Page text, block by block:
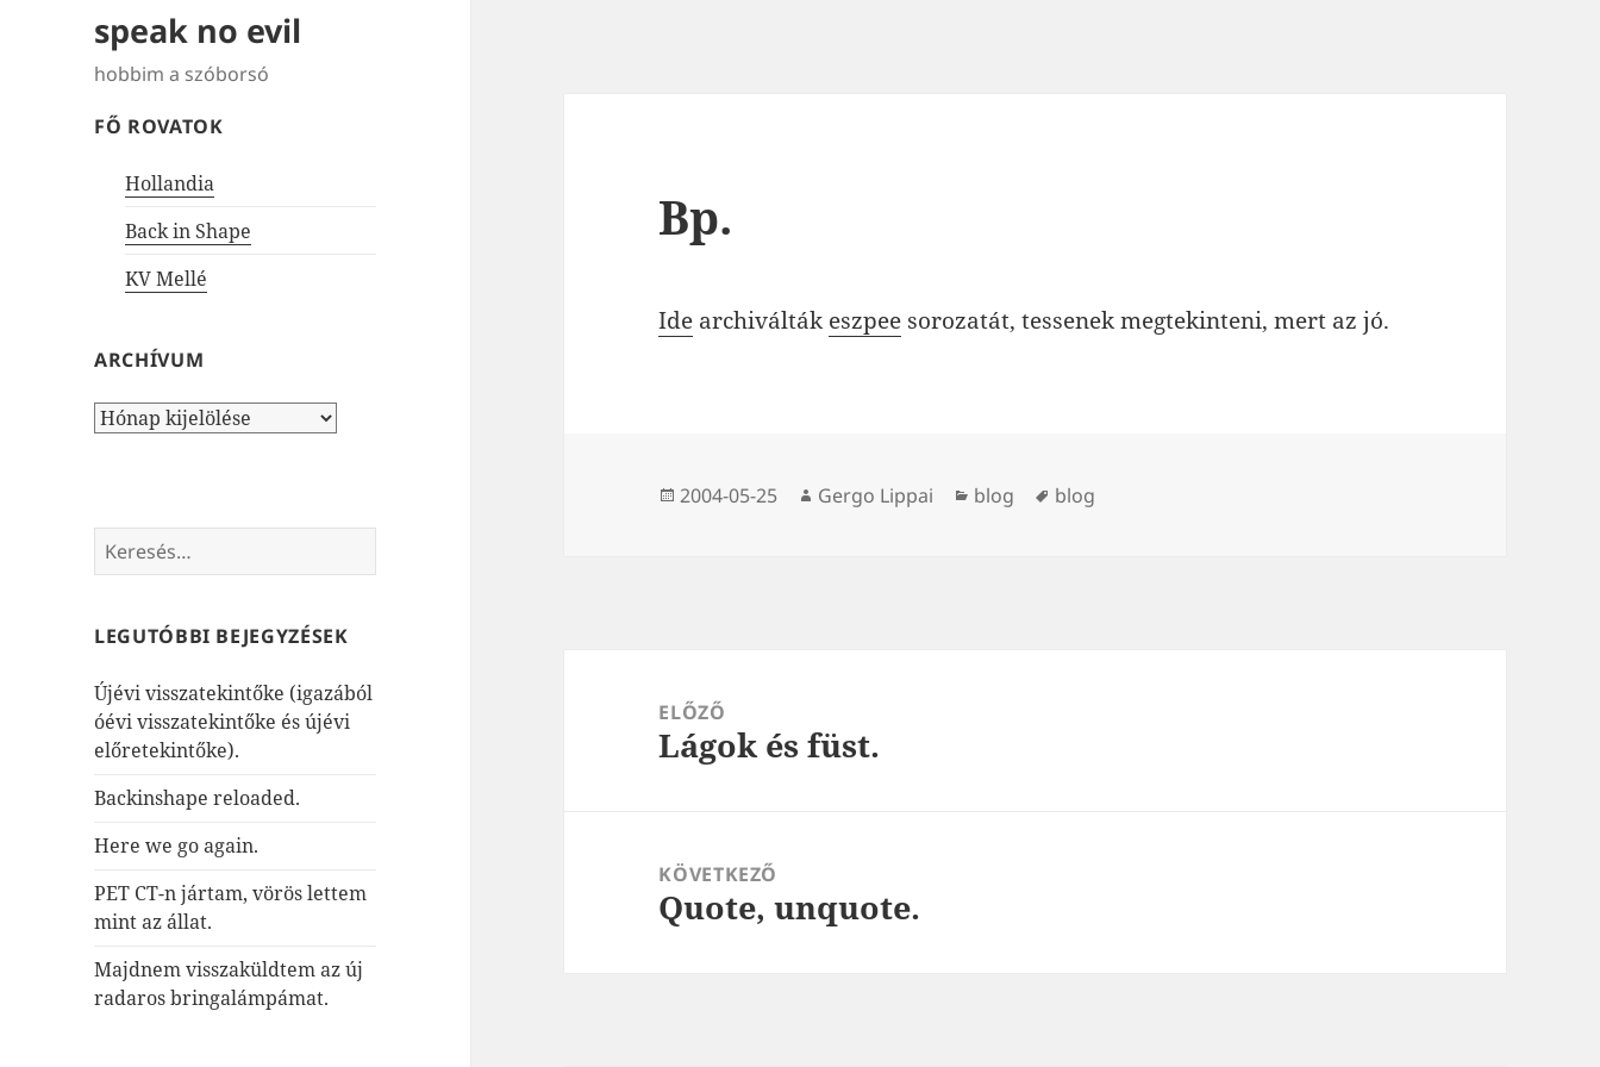
speak no evil
hobbim a szóborsó
FŐ ROVATOK
Hollandia
Back in Shape
KV Mellé
ARCHÍVUM
Archívum
Keresés:
LEGUTÓBBI BEJEGYZÉSEK
Újévi visszatekintőke (igazából
óévi visszatekintőke és újévi
előretekintőke).
Backinshape reloaded.
Here we go again.
PET CT-n jártam, vörös lettem
mint az állat.
Majdnem visszaküldtem az új
radaros bringalámpámat.
Bp.
Ide archiválták eszpee sorozatát, tessenek megtekinteni, mert az jó.
Közzétéve
2004-05-25 Szerző
Gergo Lippai Kategória
blog Címke
blog
navigációELŐZŐ
Korábbi
Lágok és füst.
KÖVETKEZŐ
Következő
Quote, unquote.